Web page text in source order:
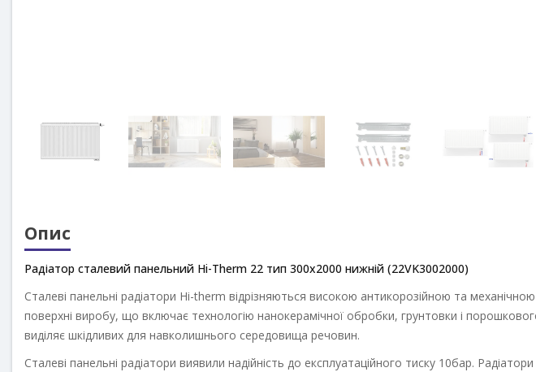
Опис
Радіатор сталевий панельний Hi-Therm 22 тип 300х2000 нижній (22VK3002000)
Сталеві панельні радіатори Hi-therm відрізняються високою антикорозійною та механічною
виробу, що включає технологію нанокерамічної обробки, грунтовки і порошкового
для навколишнього середовища речовин.
Сталеві панельні радіатори виявили надійність до експлуатаційного тиску 10бар.